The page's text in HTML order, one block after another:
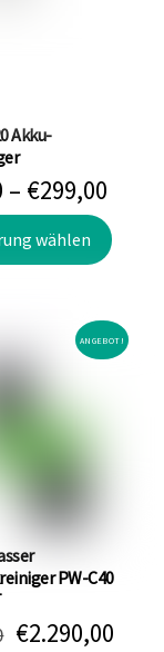
Akku-
– €299,00
bis
wählen
Dieses
ANGEBOT!
PW-C40
€2.290,00